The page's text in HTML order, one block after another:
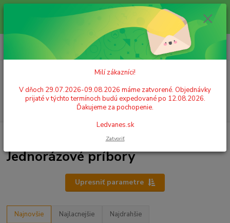
Milí zákazníci! V dňoch 29.07.2026-09.08.2026 máme zatvorené.
Objednávky prijaté v týchto termínoch budú expedované po 12.08.2026.
Ďakujeme za pochopenie. Ledvanes.sk
+421 908 755 958
Po. - Pia. od 9:00 hod. - 16:00 hod.
za0,00 EUR
Jednorázové príbory
Upresniť parametre
Najnovšie Najlacnejšie Najdrahšie
Milí zákazníci!
V dňoch 29.07.2026-09.08.2026 máme zatvorené. Objednávky
prijaté v týchto termínoch budú expedované po 12.08.2026.
Ďakujeme za pochopenie.
Ledvanes.sk
Zatvoriť